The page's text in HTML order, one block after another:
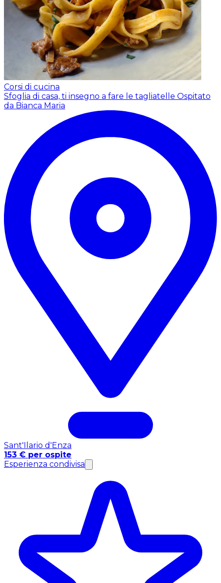
Corsi di cucina
Sfoglia di casa, ti insegno a fare le tagliatelle Ospitato
da Bianca Maria
Sant'Ilario d'Enza
153 € per ospite
Esperienza condivisa